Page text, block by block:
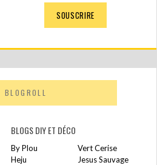
BLOGROLL
BLOGS DIY ET DÉCO
By Plou
Vert Cerise
Heju
Jesus Sauvage